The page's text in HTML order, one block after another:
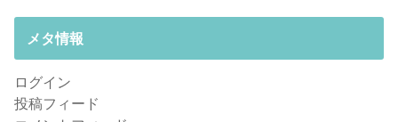
メタ情報
ログイン
投稿フィード